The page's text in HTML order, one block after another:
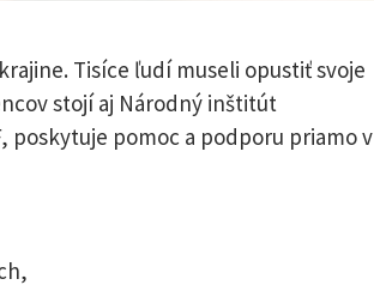
Tisíce ľudí museli opustiť svoje
stojí aj Národný inštitút
pomoc a podporu priamo v